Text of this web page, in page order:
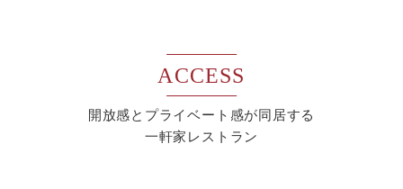
ACCESS
開放感とプライベート感が同居する
一軒家レストラン